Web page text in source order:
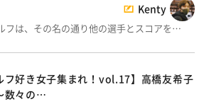
Kenty
フは、その名の通り他の選手とスコアを…
フ好き女子集まれ！vol.17】高橋友希子
数々の…